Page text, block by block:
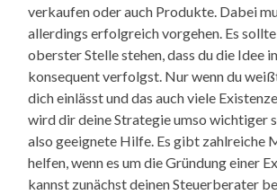
verkaufen oder auch Produkte. Dabei
allerdings erfolgreich vorgehen. Es
oberster Stelle stehen, dass du die Idee
konsequent verfolgst. Nur wenn du
dich einlässt und das auch viele
wird dir deine Strategie umso wichtiger
also geeignete Hilfe. Es gibt zahlreiche
helfen, wenn es um die Gründung einer
kannst zunächst deinen Steuerberater